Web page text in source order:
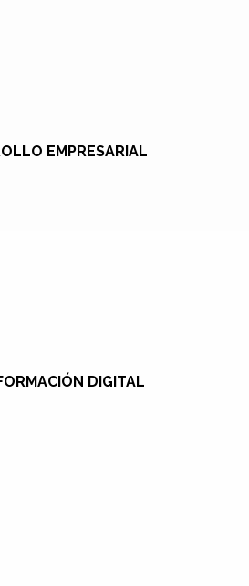
EMPRESARIAL
DIGITAL